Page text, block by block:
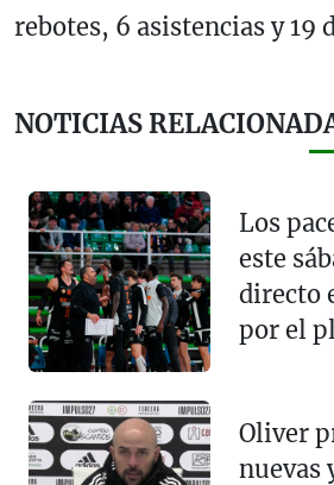
rebotes, 6 asistencias y 19
NOTICIAS
Los
este
directo
por el
Oliver
nuevas